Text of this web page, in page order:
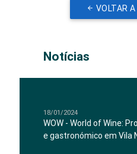
VOLTAR
Notícias
18/01/2024
WOW - World of Wine:
e gastronómico em Vila